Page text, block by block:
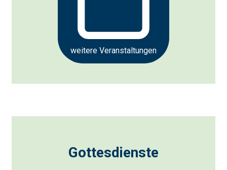
weitere Veranstaltungen
Gottesdienste